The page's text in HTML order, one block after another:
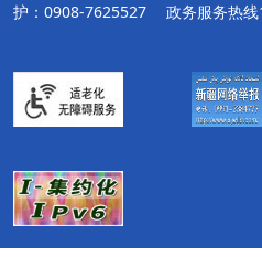
护：0908-7625527
政务服务热